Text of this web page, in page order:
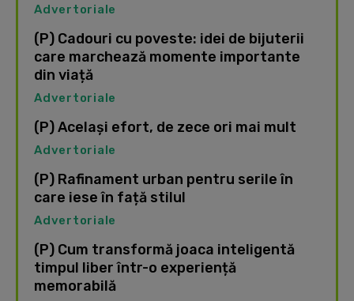
Advertoriale
(P) Cadouri cu poveste: idei de bijuterii
care marchează momente importante
din viață
Advertoriale
(P) Același efort, de zece ori mai mult
Advertoriale
(P) Rafinament urban pentru serile în
care iese în față stilul
Advertoriale
(P) Cum transformă joaca inteligentă
timpul liber într-o experiență
memorabilă